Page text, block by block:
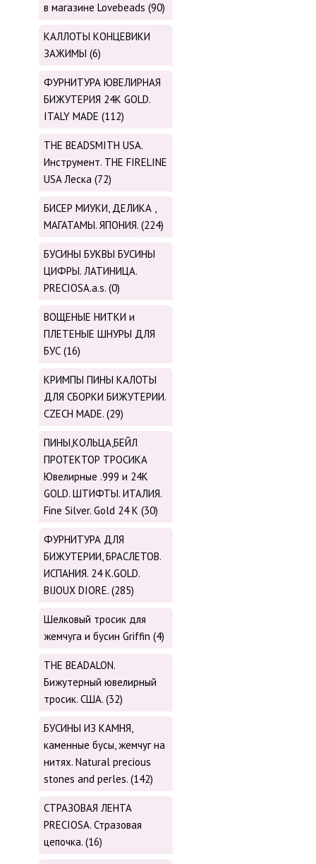
в магазине Lovebeads (90)
КАЛЛОТЫ КОНЦЕВИКИ
ЗАЖИМЫ (6)
ФУРНИТУРА ЮВЕЛИРНАЯ
БИЖУТЕРИЯ 24К GOLD.
ITALY MADE (112)
THE BEADSMITH USA.
Инструмент. THE FIRELINE
USA Леска (72)
БИСЕР МИУКИ, ДЕЛИКА ,
МАГАТАМЫ. ЯПОНИЯ. (224)
БУСИНЫ БУКВЫ БУСИНЫ
ЦИФРЫ. ЛАТИНИЦА.
PRECIOSA.a.s. (0)
ВОЩЕНЫЕ НИТКИ и
ПЛЕТЕНЫЕ ШНУРЫ ДЛЯ
БУС (16)
КРИМПЫ ПИНЫ КАЛОТЫ
ДЛЯ СБОРКИ БИЖУТЕРИИ.
CZECH MADE. (29)
ПИНЫ,КОЛЬЦА,БЕЙЛ
ПРОТЕКТОР ТРОСИКА
Ювелирные .999 и 24К
GOLD. ШТИФТЫ. ИТАЛИЯ.
Fine Silver. Gold 24 K (30)
ФУРНИТУРА ДЛЯ
БИЖУТЕРИИ, БРАСЛЕТОВ.
ИСПАНИЯ. 24 K.GOLD.
BIJOUX DIORE. (285)
Шелковый тросик для
жемчуга и бусин Griffin (4)
THE BEADALON.
Бижутерный ювелирный
тросик. США. (32)
БУСИНЫ ИЗ КАМНЯ,
каменные бусы, жемчуг на
нитях. Natural precious
stones and perles. (142)
СТРАЗОВАЯ ЛЕНТА
PRECIOSA. Стразовая
цепочка. (16)